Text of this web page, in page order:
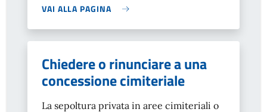
VAI ALLA PAGINA
Chiedere o rinunciare a una
concessione cimiteriale
La sepoltura privata in aree cimiteriali o